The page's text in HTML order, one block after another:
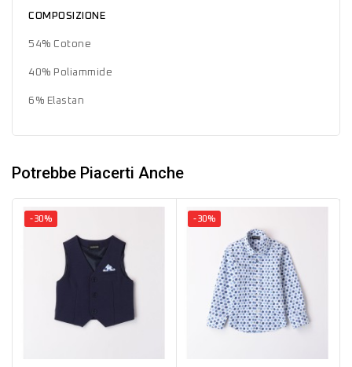
COMPOSIZIONE
54% Cotone
40% Poliammide
6% Elastan
Potrebbe Piacerti Anche
-30% -30%